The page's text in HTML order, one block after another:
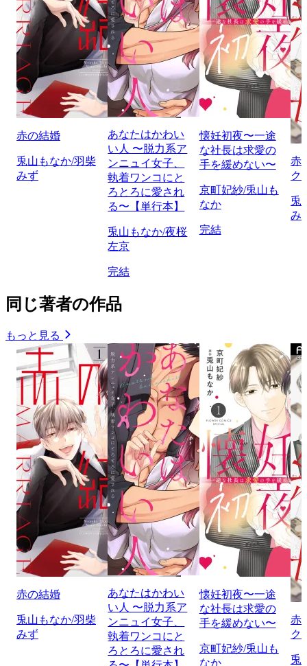
赤の結婚
兎山もなか/羽柴
みず
あなたはかわい
い人 〜脱力系ア
ンニュイ女子、
執着ワンコにと
ろとろに愛され
る〜【単行本】
兎山もなか/夜桜
左京
完結
懐妊初夜〜一途
な社長は求愛の
手を緩めない〜
京町妃紗/兎山も
なか
完結
赤
ク
兎
み
同じ著者の作品
もっと見る
赤の結婚
兎山もなか/羽柴
みず
あなたはかわい
い人 〜脱力系ア
ンニュイ女子、
執着ワンコにと
ろとろに愛され
懐妊初夜〜一途
な社長は求愛の
手を緩めない〜
京町妃紗/兎山も
なか
赤
ク
兎